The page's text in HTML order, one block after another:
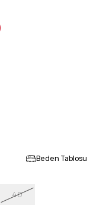
Beden Tablosu
40